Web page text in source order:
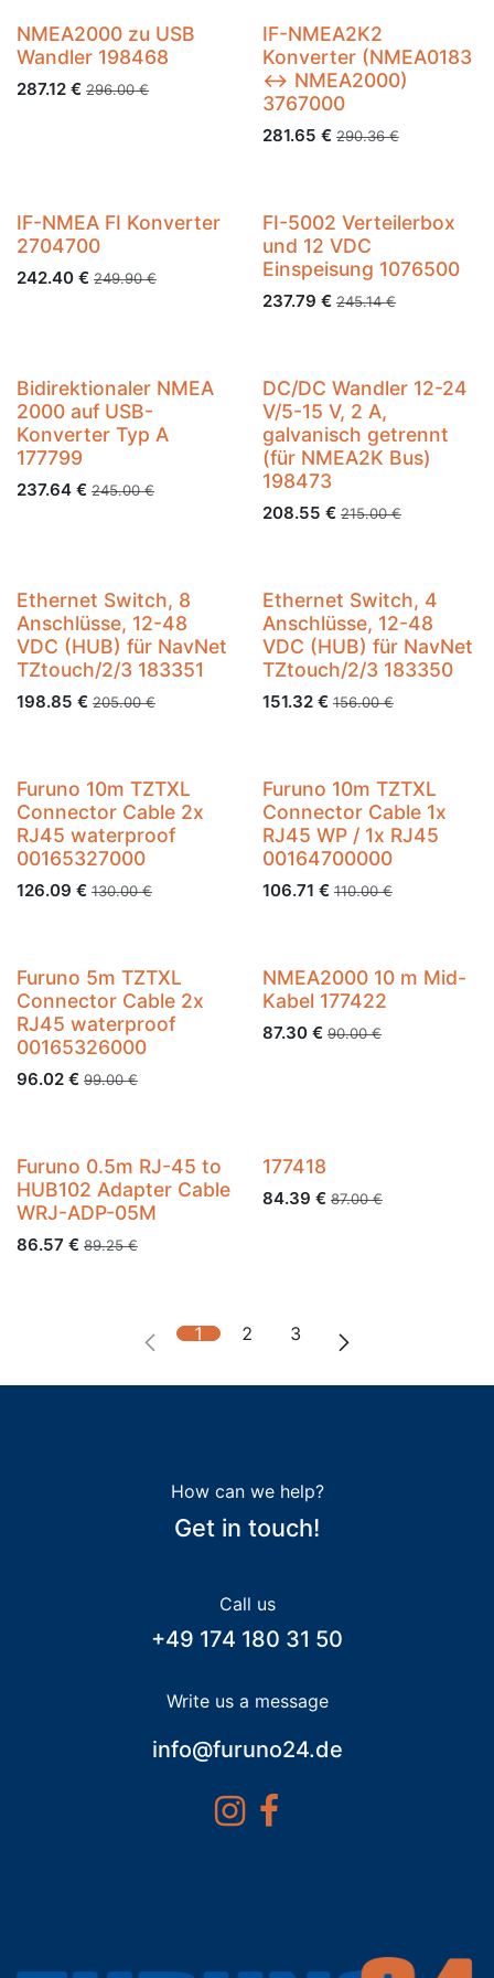
NMEA2000 zu USB
Wandler 198468
287.12 € 296.00€
IF-NMEA2K2
Konverter (NMEA0183
<-> NMEA2000)
3767000
281.65 € 290.36€
IF-NMEA FI Konverter
2704700
242.40 € 249.90€
FI-5002 Verteilerbox
und 12 VDC
Einspeisung 1076500
237.79 € 245.14€
Bidirektionaler NMEA
2000 auf USB-
Konverter Typ A
177799
237.64 € 245.00€
DC/DC Wandler 12-24
V/5-15 V, 2 A,
galvanisch getrennt
(für NMEA2K Bus)
198473
208.55 € 215.00€
Ethernet Switch, 8
Anschlüsse, 12-48
VDC (HUB) für NavNet
TZtouch/2/3 183351
198.85 € 205.00€
Ethernet Switch, 4
Anschlüsse, 12-48
VDC (HUB) für NavNet
TZtouch/2/3 183350
151.32€ 156.00€
Furuno 10m TZTXL
Connector Cable 2x
RJ45 waterproof
00165327000
126.09 € 130.00€
Furuno 10m TZTXL
Connector Cable 1x
RJ45 WP / 1x RJ45
00164700000
106.71 € 110.00€
Furuno 5m TZTXL
Connector Cable 2x
RJ45 waterproof
00165326000
96.02 € 99.00€
NMEA2000 10 m Mid-
Kabel 177422
87.30€ 90.00€
Furuno 0.5m RJ-45 to
HUB102 Adapter Cable
WRJ-ADP-05M
86.57 € 89.25€
177418
84.39 € 87.00€
1 2 3
How can we help?
Get in touch!
Call us
+49 174 180 31 50
Write us a message
info@furuno24.de